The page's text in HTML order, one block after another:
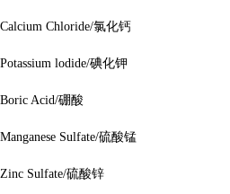
Calcium Chloride/氯化钙
Potassium lodide/碘化钾
Boric Acid/硼酸
Manganese Sulfate/硫酸锰
Zinc Sulfate/硫酸锌